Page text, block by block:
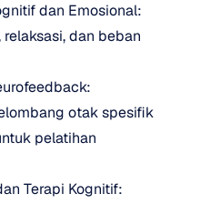
dan Emosional:
dan beban
otak spesifik
pelatihan
Terapi Kognitif: